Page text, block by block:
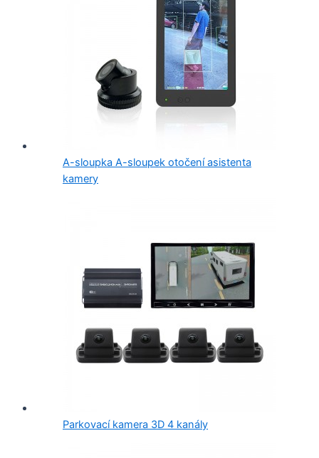
A-sloupka A-sloupek otočení asistenta
kamery
Parkovací kamera 3D 4 kanály